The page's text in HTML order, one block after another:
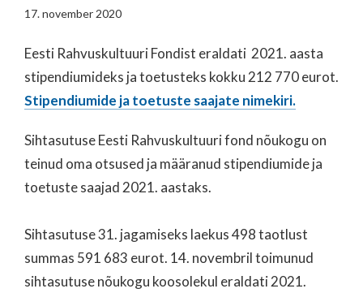
17. november 2020
Eesti Rahvuskultuuri Fondist eraldati 2021. aasta
stipendiumideks ja toetusteks kokku 212 770 eurot.
Stipendiumide ja toetuste saajate nimekiri.
Sihtasutuse Eesti Rahvuskultuuri fond nõukogu on
teinud oma otsused ja määranud stipendiumide ja
toetuste saajad 2021. aastaks.
Sihtasutuse 31. jagamiseks laekus 498 taotlust
summas 591 683 eurot. 14. novembril toimunud
sihtasutuse nõukogu koosolekul eraldati 2021.